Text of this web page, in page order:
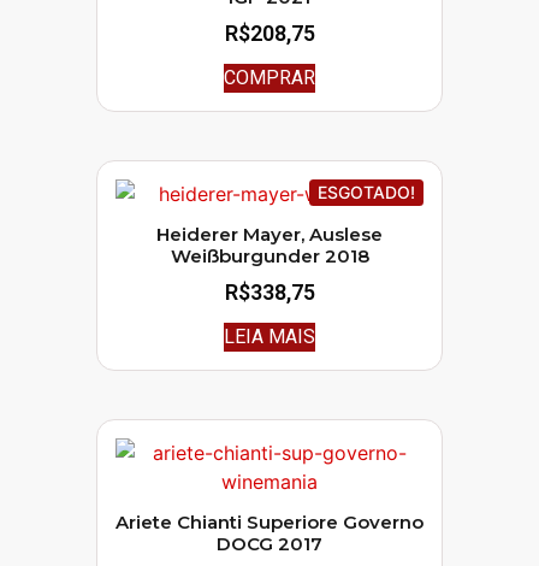
R$208,75
COMPRAR
ESGOTADO!
Heiderer Mayer, Auslese
Weißburgunder 2018
R$338,75
LEIA MAIS
Ariete Chianti Superiore Governo
DOCG 2017